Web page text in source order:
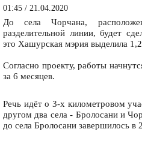
01:45 / 21.04.2020
До села Чорчана,
разделительной линии, будет
это Хашурская мэрия выделила
Согласно проекту, работы
за 6 месяцев.
Речь идёт о 3-х километровом
другом два села - Бролосани и
до села Бролосани завершилось в